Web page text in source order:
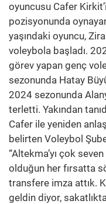
oyuncusu Cafer
pozisyonunda
yaşındaki oyuncu,
voleybola başladı.
görev yapan genç
sezonunda Hatay
2024 sezonunda
terletti. Yakından
Cafer ile yeniden
belirten Voleybol
“Altekma’yı çok
olduğun her fırsatta
transfere imza attık.
geldin diyor,